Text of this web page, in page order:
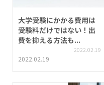
大学受験にかかる費用は
受験料だけではない！出
費を抑える方法も...
2022.02.19
2022.02.19